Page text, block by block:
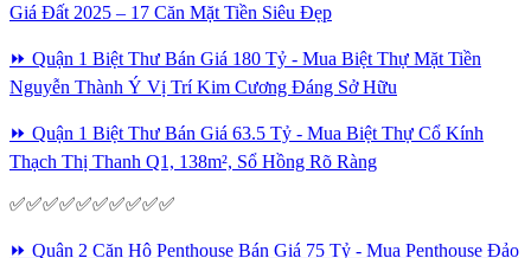
Giá Đất 2025 – 17 Căn Mặt Tiền Siêu Đẹp
⏩ Quận 1 Biệt Thư Bán Giá 180 Tỷ - Mua Biệt Thự Mặt Tiền
Nguyễn Thành Ý Vị Trí Kim Cương Đáng Sở Hữu
⏩ Quận 1 Biệt Thư Bán Giá 63.5 Tỷ - Mua Biệt Thự Cổ Kính
Thạch Thị Thanh Q1, 138m², Sổ Hồng Rõ Ràng
✅✅✅✅✅✅✅✅✅✅
⏩ Quận 2 Căn Hộ Penthouse Bán Giá 75 Tỷ - Mua Penthouse Đảo